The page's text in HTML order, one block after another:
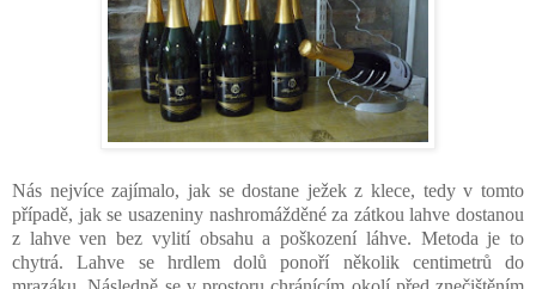
Nás nejvíce zajímalo, jak se dostane ježek z klece, tedy v tomto
případě, jak se usazeniny nashromážděné za zátkou lahve dostanou
z lahve ven bez vylití obsahu a poškození láhve. Metoda je to
chytrá. Lahve se hrdlem dolů ponoří několik centimetrů do